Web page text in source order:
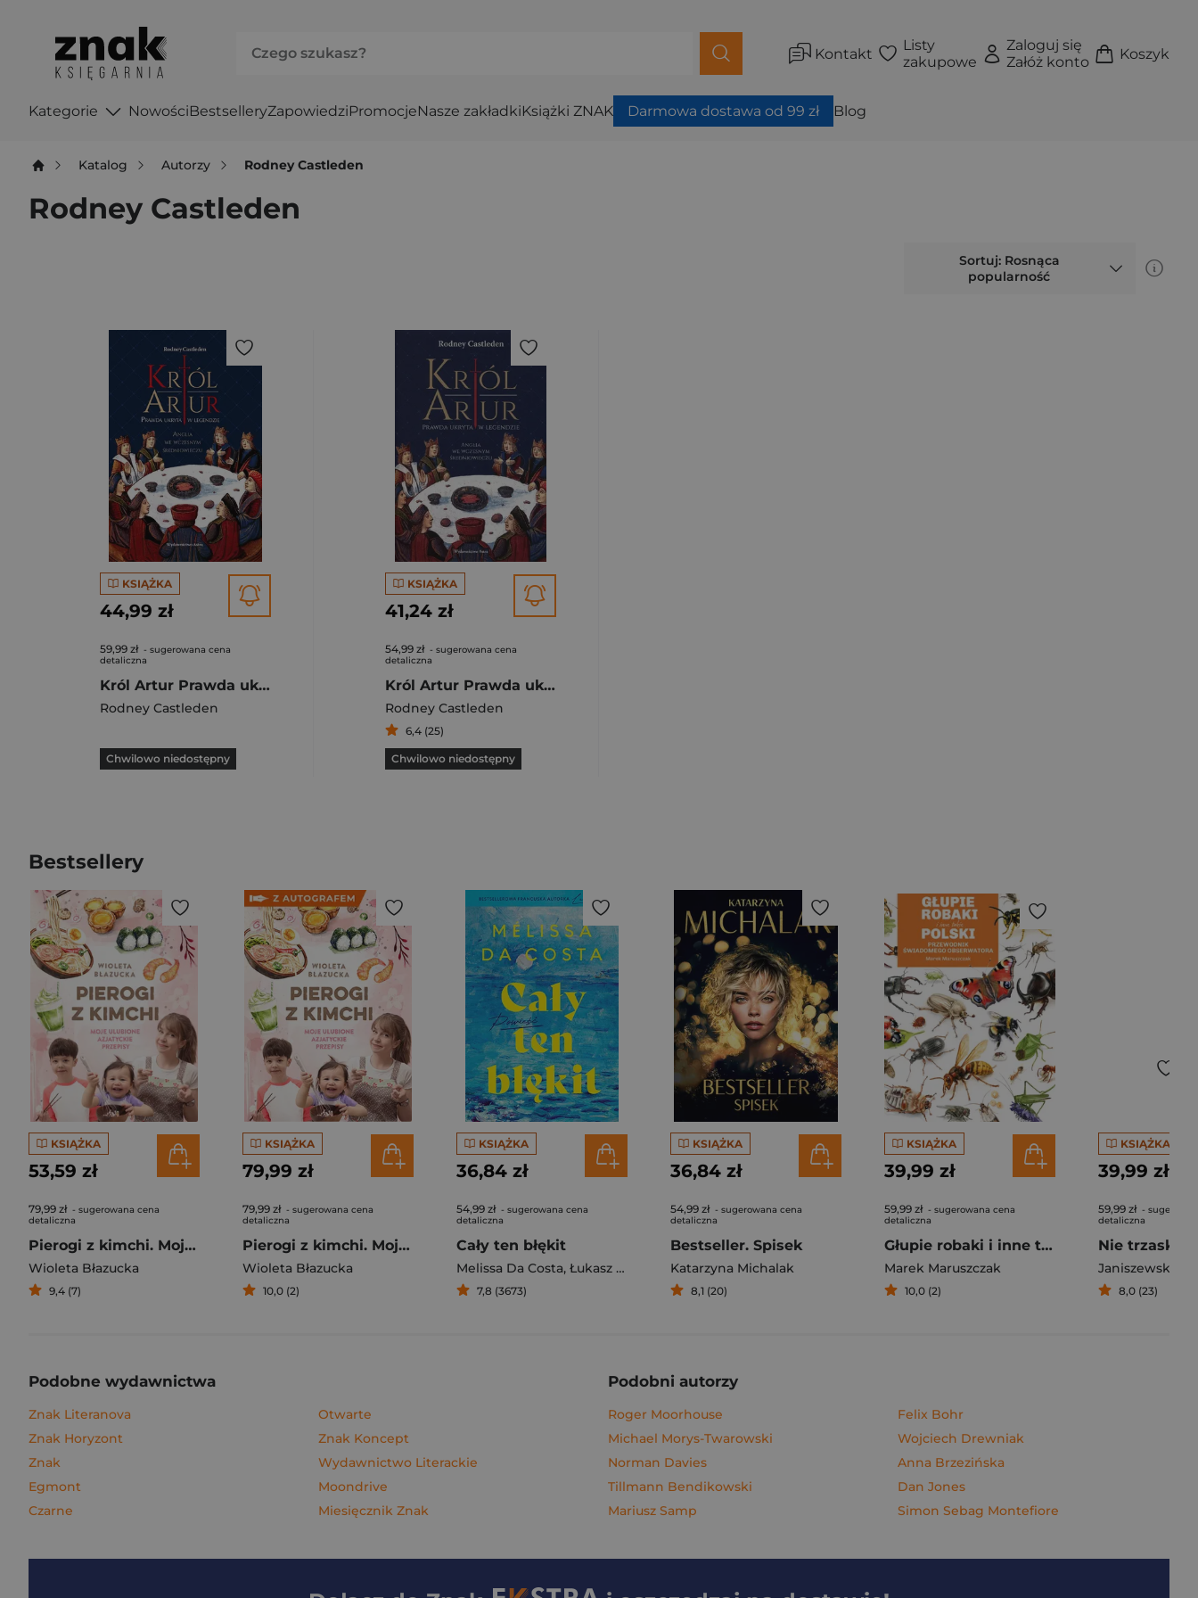
Kontakt
Listy
zakupowe
Zaloguj się
Załóż konto
Koszyk
Kategorie NowościBestselleryZapowiedziPromocjeNasze zakładkiKsiążki ZNAK Darmowa dostawa od 99 zł Blog
Katalog Autorzy Rodney Castleden
Rodney Castleden
Sortuj: Rosnąca
popularność
KSIĄŻKA
44,99 zł
59,99 zł - sugerowana cena
detaliczna
Król Artur Prawda ukryta w legendzie
Rodney Castleden
Chwilowo niedostępny
KSIĄŻKA
41,24 zł
54,99 zł - sugerowana cena
detaliczna
Król Artur Prawda ukryta w legendzie
Rodney Castleden
6,4 (25)
Chwilowo niedostępny
Bestsellery
KSIĄŻKA
53,59 zł
79,99 zł - sugerowana cena
detaliczna
Pierogi z kimchi. Moje ulubione azjatyckie przepisy
Wioleta Błazucka
9,4 (7)
KSIĄŻKA
79,99 zł
79,99 zł - sugerowana cena
detaliczna
Pierogi z kimchi. Moje ulubione azjatyckie przepisy - książka z autografem
Wioleta Błazucka
10,0 (2)
KSIĄŻKA
36,84 zł
54,99 zł - sugerowana cena
detaliczna
Cały ten błękit
Melissa Da Costa, Łukasz Müller
7,8 (3673)
KSIĄŻKA
36,84 zł
54,99 zł - sugerowana cena
detaliczna
Bestseller. Spisek
Katarzyna Michalak
8,1 (20)
KSIĄŻKA
39,99 zł
59,99 zł - sugerowana cena
detaliczna
Głupie robaki i inne takie Polski
Marek Maruszczak
10,0 (2)
KSIĄŻKA
39,99 zł
59,99 zł -
detaliczna
Janiszewska
8,0 (23)
Podobne wydawnictwa
Znak Literanova
Znak Horyzont
Znak
Egmont
Czarne
Otwarte
Znak Koncept
Wydawnictwo Literackie
Moondrive
Miesięcznik Znak
Podobni autorzy
Roger Moorhouse
Michael Morys-Twarowski
Norman Davies
Tillmann Bendikowski
Mariusz Samp
Felix Bohr
Wojciech Drewniak
Anna Brzezińska
Dan Jones
Simon Sebag Montefiore